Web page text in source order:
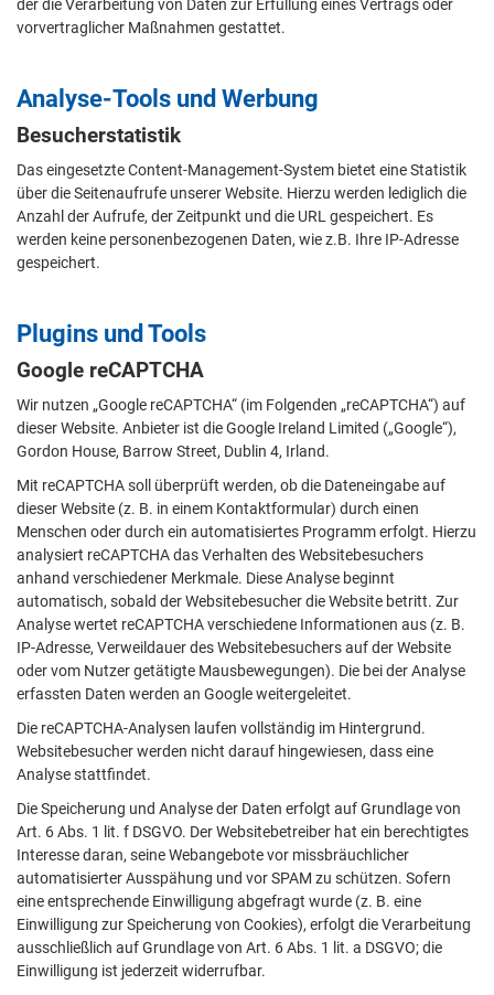
der die Verarbeitung von Daten zur Erfüllung eines Vertrags oder
vorvertraglicher Maßnahmen gestattet.
Analyse-Tools und Werbung
Besucherstatistik
Das eingesetzte Content-Management-System bietet eine Statistik
über die Seitenaufrufe unserer Website. Hierzu werden lediglich die
Anzahl der Aufrufe, der Zeitpunkt und die URL gespeichert. Es
werden keine personenbezogenen Daten, wie z.B. Ihre IP-Adresse
gespeichert.
Plugins und Tools
Google reCAPTCHA
Wir nutzen „Google reCAPTCHA“ (im Folgenden „reCAPTCHA“) auf
dieser Website. Anbieter ist die Google Ireland Limited („Google“),
Gordon House, Barrow Street, Dublin 4, Irland.
Mit reCAPTCHA soll überprüft werden, ob die Dateneingabe auf
dieser Website (z. B. in einem Kontaktformular) durch einen
Menschen oder durch ein automatisiertes Programm erfolgt. Hierzu
analysiert reCAPTCHA das Verhalten des Websitebesuchers
anhand verschiedener Merkmale. Diese Analyse beginnt
automatisch, sobald der Websitebesucher die Website betritt. Zur
Analyse wertet reCAPTCHA verschiedene Informationen aus (z. B.
IP-Adresse, Verweildauer des Websitebesuchers auf der Website
oder vom Nutzer getätigte Mausbewegungen). Die bei der Analyse
erfassten Daten werden an Google weitergeleitet.
Die reCAPTCHA-Analysen laufen vollständig im Hintergrund.
Websitebesucher werden nicht darauf hingewiesen, dass eine
Analyse stattfindet.
Die Speicherung und Analyse der Daten erfolgt auf Grundlage von
Art. 6 Abs. 1 lit. f DSGVO. Der Websitebetreiber hat ein berechtigtes
Interesse daran, seine Webangebote vor missbräuchlicher
automatisierter Ausspähung und vor SPAM zu schützen. Sofern
eine entsprechende Einwilligung abgefragt wurde (z. B. eine
Einwilligung zur Speicherung von Cookies), erfolgt die Verarbeitung
ausschließlich auf Grundlage von Art. 6 Abs. 1 lit. a DSGVO; die
Einwilligung ist jederzeit widerrufbar.